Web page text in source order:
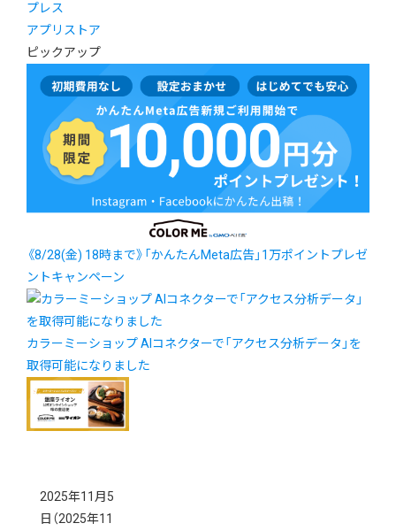
プレス
アプリストア
ピックアップ
《8/28(金) 18時まで》「かんたんMeta広告」1万ポイントプレゼ
ントキャンペーン
カラーミーショップ AIコネクターで「アクセス分析データ」を
取得可能になりました
2025年11月5
日 （2025年11